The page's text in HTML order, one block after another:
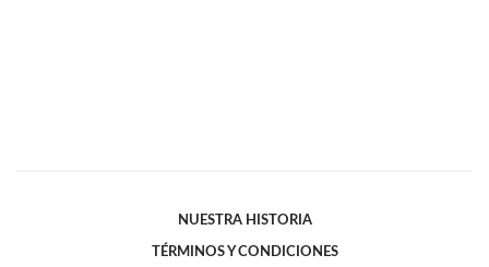
NUESTRA HISTORIA
TÉRMINOS Y CONDICIONES